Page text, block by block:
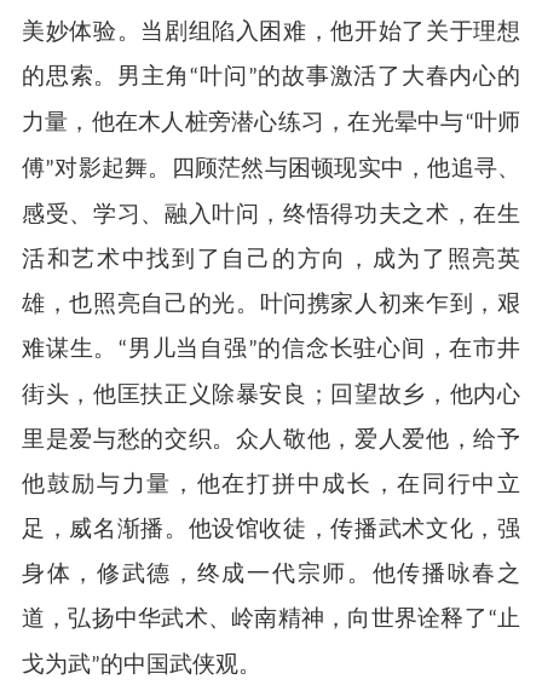
美妙体验。当剧组陷入困难，他开始了关于理想
的思索。男主角 “叶问”的故事激活了大春内心的
力量，他在木人桩旁潜心练习，在光晕中与“叶师
傅”对影起舞。四顾茫然与困顿现实中，他追寻、
感受、学习、融入叶问，终悟得功夫之术，在生
活和艺术中找到了自己的方向，成为了照亮英
雄，也照亮自己的光。 叶问携家人初来乍到，艰
难谋生。
“男儿当自强”的信念长驻心间，在市井
街头，他匡扶正义除暴安良；回望故乡，他内心
里是爱与愁的交织。众人敬他，爱人爱他，给予
他鼓励与力量，他在打拼中成长，在同行中立
足，威名渐播。他设馆收徒，传播武术文化，强
身体，修武德，终成一代宗师。他传播咏春之
道，弘扬中华武术、岭南精神，向世界诠释了 “ 止
戈为武”的中国武侠观。